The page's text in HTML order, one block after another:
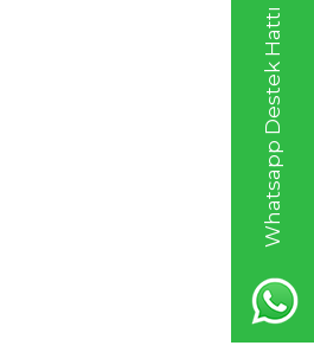
Whatsapp Destek Hattı